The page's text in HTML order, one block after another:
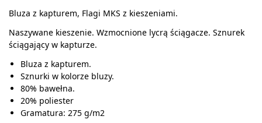
Bluza z kapturem, Flagi MKS z kieszeniami.
Naszywane kieszenie. Wzmocnione lycrą ściągacze. Sznurek
ściągający w kapturze.
Bluza z kapturem.
Sznurki w kolorze bluzy.
80% bawełna.
20% poliester
Gramatura: 275 g/m2